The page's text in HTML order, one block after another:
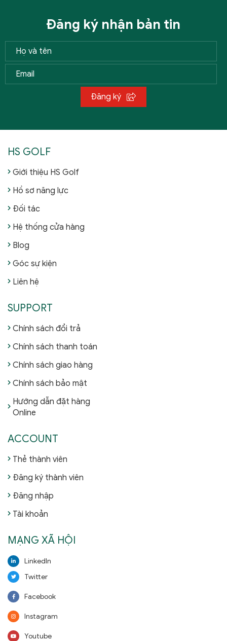
Đăng ký nhận bản tin
Đăng ký
HS GOLF
Giới thiệu HS Golf
Hồ sơ năng lực
Đối tác
Hệ thống cửa hàng
Blog
Góc sự kiện
Liên hệ
SUPPORT
Chính sách đổi trả
Chính sách thanh toán
Chính sách giao hàng
Chính sách bảo mật
Hướng dẫn đặt hàng
Online
ACCOUNT
Thẻ thành viên
Đăng ký thành viên
Đăng nhập
Tài khoản
MẠNG XÃ HỘI
LinkedIn
Twitter
Facebook
Instagram
Youtube